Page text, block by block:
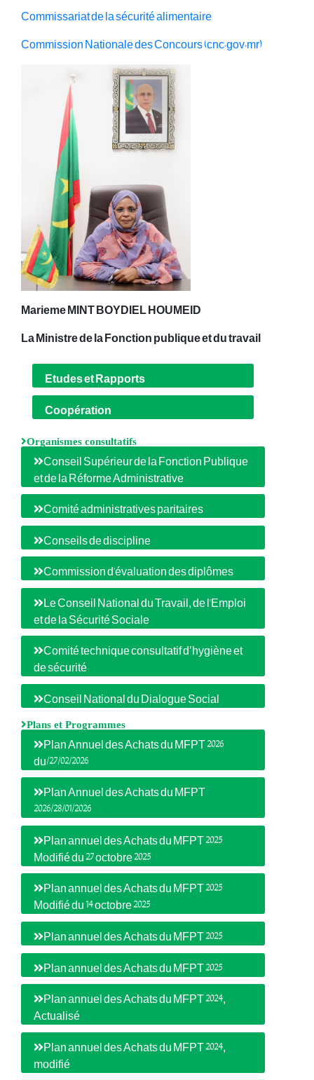
Commissariat de la sécurité alimentaire
Commission Nationale des Concours (cnc.gov.mr)
Marieme MINT BOYDIEL HOUMEID
La Ministre de la Fonction publique et du travail
Etudes et Rapports
Coopération
Organismes consultatifs
Conseil Supérieur de la Fonction Publique
et de la Réforme Administrative
Comité administratives paritaires
Conseils de discipline
Commission d'évaluation des diplômes
Le Conseil National du Travail, de l'Emploi
et de la Sécurité Sociale
Comité technique consultatif d’hygiène et
de sécurité
Conseil National du Dialogue Social
Plans et Programmes
Plan Annuel des Achats du MFPT 2026
du/27/02/2026
Plan Annuel des Achats du MFPT
2026/28/01/2026
Plan annuel des Achats du MFPT 2025
Modifié du 27 octobre 2025
Plan annuel des Achats du MFPT 2025
Modifié du 14 octobre 2025
Plan annuel des Achats du MFPT 2025
Plan annuel des Achats du MFPT 2025
Plan annuel des Achats du MFPT 2024,
Actualisé
Plan annuel des Achats du MFPT 2024,
modifié